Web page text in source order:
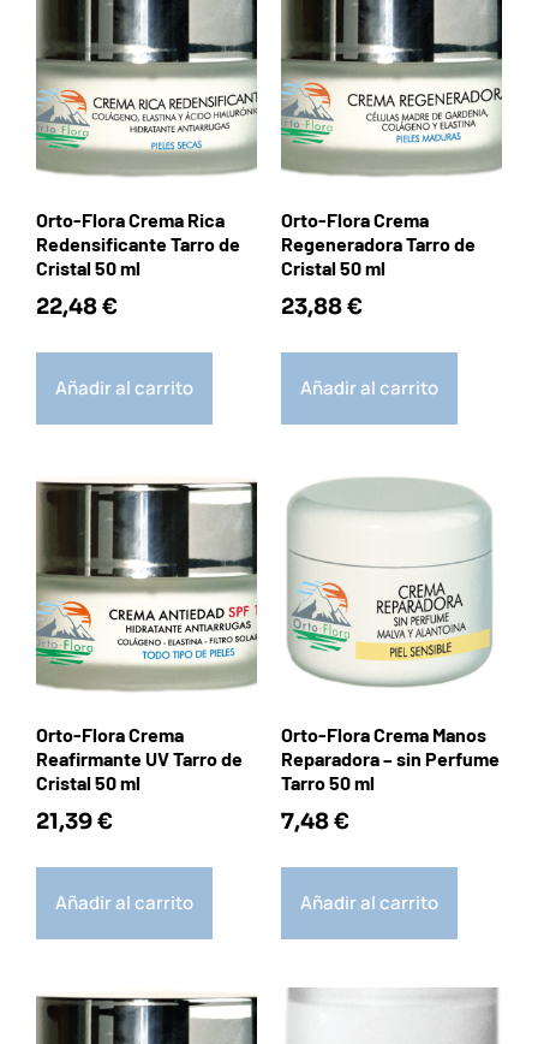
Orto-Flora Crema Rica
Redensificante Tarro de
Cristal 50 ml
22,48€
Añadir al carrito
Orto-Flora Crema
Regeneradora Tarro de
Cristal 50 ml
23,88€
Añadir al carrito
Orto-Flora Crema
Reafirmante UV Tarro de
Cristal 50 ml
21,39€
Añadir al carrito
Orto-Flora Crema Manos
Reparadora – sin Perfume
Tarro 50 ml
7,48€
Añadir al carrito